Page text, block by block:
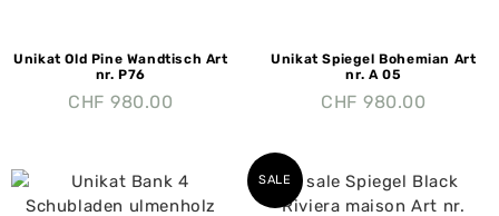
Unikat Old Pine Wandtisch Art
nr. P76
CHF 980.00
Unikat Spiegel Bohemian Art
nr. A 05
CHF 980.00
SALE